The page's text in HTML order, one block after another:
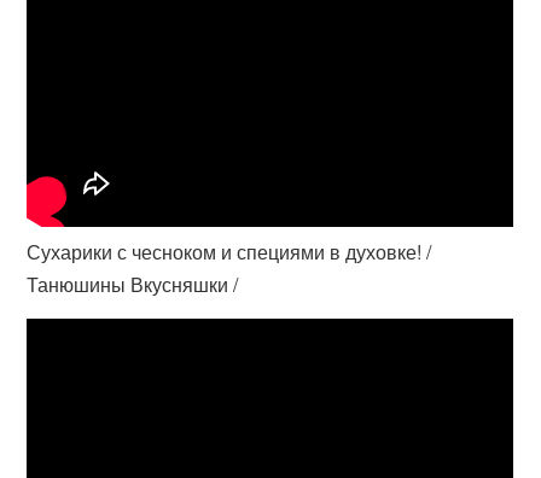
Сухарики с чесноком и специями в духовке! /
Танюшины Вкусняшки /